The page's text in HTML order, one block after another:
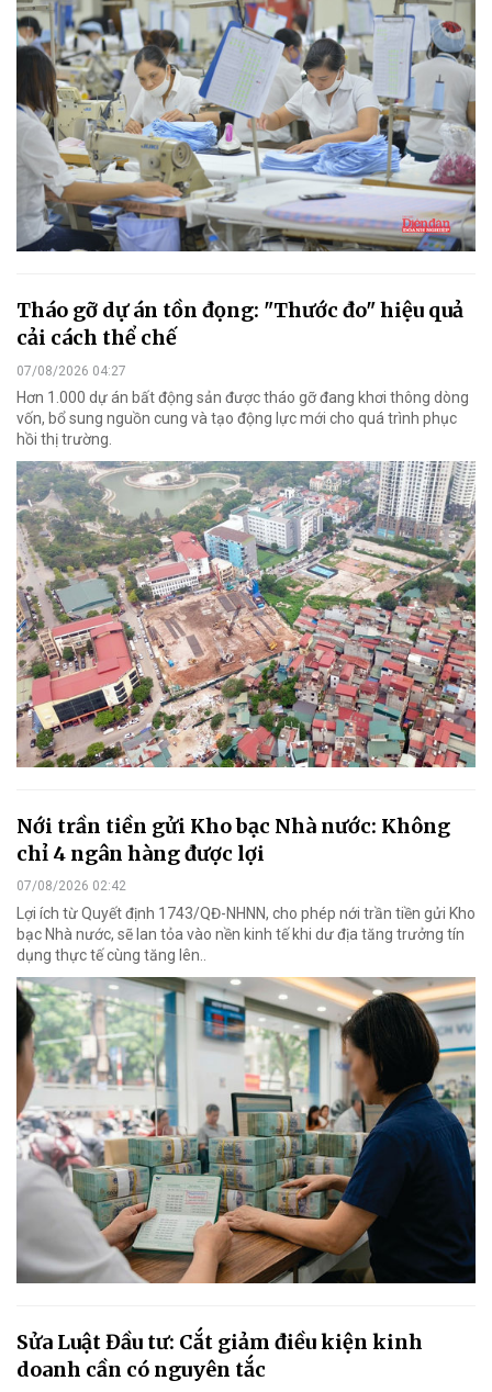
Tháo gỡ dự án tồn đọng: "Thước đo" hiệu quả
cải cách thể chế
07/08/2026 04:27
Hơn 1.000 dự án bất động sản được tháo gỡ đang khơi thông dòng
vốn, bổ sung nguồn cung và tạo động lực mới cho quá trình phục
hồi thị trường.
Nới trần tiền gửi Kho bạc Nhà nước: Không
chỉ 4 ngân hàng được lợi
07/08/2026 02:42
Lợi ích từ Quyết định 1743/QĐ-NHNN, cho phép nới trần tiền gửi Kho
bạc Nhà nước, sẽ lan tỏa vào nền kinh tế khi dư địa tăng trưởng tín
dụng thực tế cùng tăng lên..
Sửa Luật Đầu tư: Cắt giảm điều kiện kinh
doanh cần có nguyên tắc